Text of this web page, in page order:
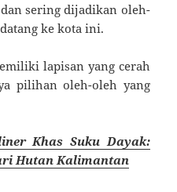
sering dijadikan oleh-
ke kota ini.
lapisan yang cerah
pilihan oleh-oleh yang
Khas Suku Dayak:
Hutan Kalimantan